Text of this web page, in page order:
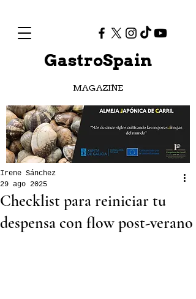
GastroSpain
MAGAZINE
Checklist para reiniciar tu
despensa con flow post-verano
Irene Sánchez
29 ago 2025